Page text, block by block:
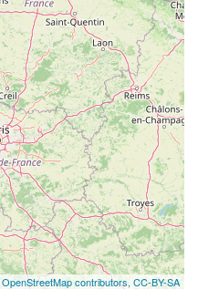
OpenStreetMap contributors, CC-BY-SA